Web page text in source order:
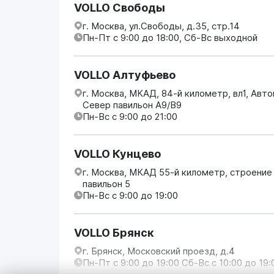
VOLLO Свободы
г. Москва, ул.Свободы, д.35, стр.14
Пн-Пт с 9:00 до 18:00, Сб-Вс выходной
VOLLO Алтуфьево
г. Москва, МКАД, 84-й километр, вл1,
Север павильон А9/В9
Пн-Вс с 9:00 до 21:00
VOLLO Кунцево
г. Москва, МКАД 55-й километр, строение
павильон 5
Пн-Вс с 9:00 до 19:00
VOLLO Брянск
г. Брянск, Московский проезд, д.4
Пн-Пт с 9:00 до 19:00 Сб-Вс с 10:00 до